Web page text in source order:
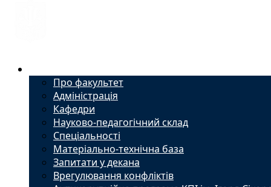
Про факультет
Адміністрація
Кафедри
Науково-педагогічний склад
Спеціальності
Матеріально-технічна база
Запитати у декана
Врегулювання конфліктів